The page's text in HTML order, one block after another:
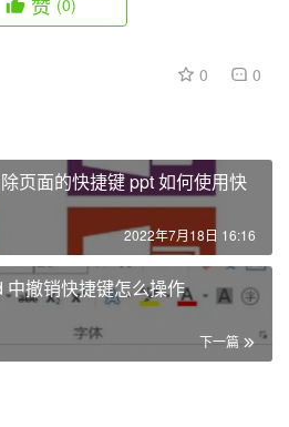
(0)
0 0
页面的快捷键 ppt 如何使用快
2022年7月18日 16:16
中撤销快捷键怎么操作
下一篇